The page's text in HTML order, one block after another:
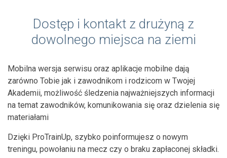
Dostęp i kontakt z drużyną z
dowolnego miejsca na ziemi
Mobilna wersja serwisu oraz aplikacje mobilne dają
zarówno Tobie jak i zawodnikom i rodzicom w Twojej
Akademii, możliwość śledzenia najważniejszych informacji
na temat zawodników, komunikowania się oraz dzielenia się
materiałami
Dzięki ProTrainUp, szybko poinformujesz o nowym
treningu, powołaniu na mecz czy o braku zapłaconej składki.